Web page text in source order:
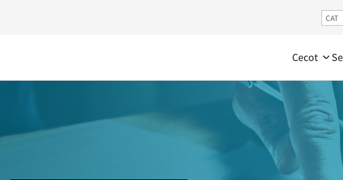
Cecot